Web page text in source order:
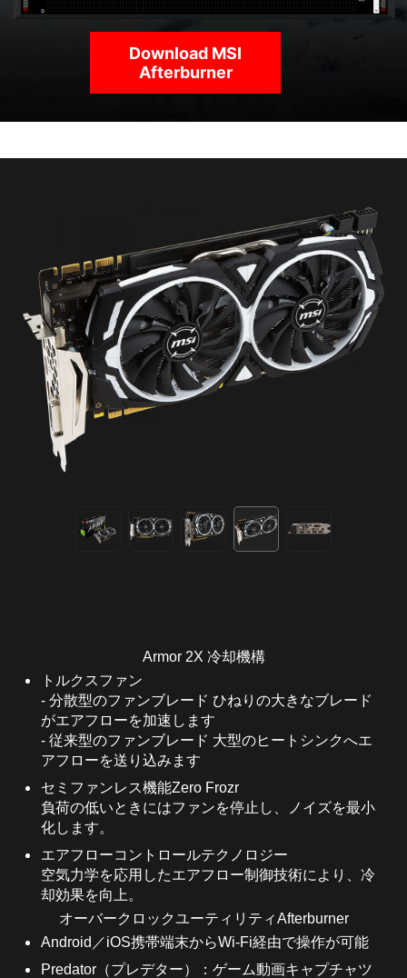
Download MSI
Afterburner
Armor 2X 冷却機構
トルクスファン
- 分散型のファンブレード ひねりの大きなブレード
がエアフローを加速します
- 従来型のファンブレード 大型のヒートシンクへエ
アフローを送り込みます
セミファンレス機能Zero Frozr
負荷の低いときにはファンを停止し、ノイズを最小
化します。
エアフローコントロールテクノロジー
空気力学を応用したエアフロー制御技術により、冷
却効果を向上。
オーバークロックユーティリティAfterburner
Android／iOS携帯端末からWi-Fi経由で操作が可能
Predator（プレデター）：ゲーム動画キャプチャツ